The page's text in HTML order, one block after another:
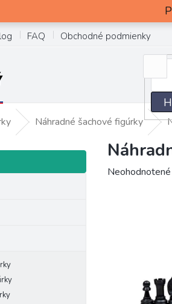
FAQ Obchodné podmienky
Náhradné šachové figúrky
Priemerné
Neohodnotené